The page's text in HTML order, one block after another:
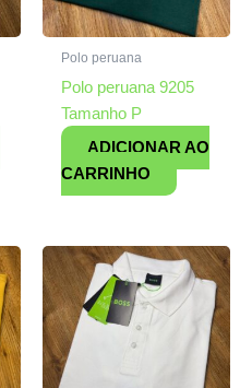
Polo peruana
Polo peruana 9205
Tamanho P
ADICIONAR AO
CARRINHO